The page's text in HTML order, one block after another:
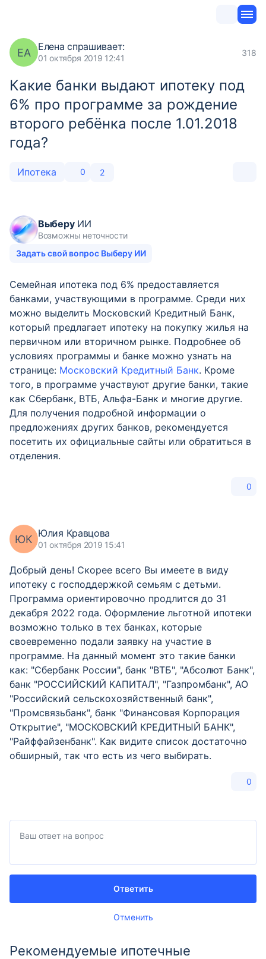
ЕА Елена спрашивает:
01 октября 2019 12:41
318
Какие банки выдают ипотеку под
6% про программе за рождение
второго ребёнка после 1.01.2018
года?
Ипотека 0 2
ВыберуИИ
Возможны неточности
Задать свой вопрос Выберу ИИ
Семейная ипотека под 6% предоставляется
банками, участвующими в программе. Среди них
можно выделить Московский Кредитный Банк,
который предлагает ипотеку на покупку жилья на
первичном или вторичном рынке. Подробнее об
условиях программы и банке можно узнать на
странице: Московский Кредитный Банк. Кроме
того, в программе участвуют другие банки, такие
как Сбербанк, ВТБ, Альфа-Банк и многие другие.
Для получения подробной информации о
предложениях других банков, рекомендуется
посетить их официальные сайты или обратиться в
отделения.
0
ЮК Юлия Кравцова
01 октября 2019 15:41
Добрый день! Скорее всего Вы имеете в виду
ипотеку с господдержкой семьям с детьми.
Программа ориентировочно продлится до 31
декабря 2022 года. Оформление льготной ипотеки
возможно только в тех банках, которые
своевременно подали заявку на участие в
программе. На данный момент это такие банки
как: "Сбербанк России", банк "ВТБ", "Абсолют Банк",
банк "РОССИЙСКИЙ КАПИТАЛ", "Газпромбанк", АО
"Российский сельскохозяйственный банк",
"Промсвязьбанк", банк "Финансовая Корпорация
Открытие", "МОСКОВСКИЙ КРЕДИТНЫЙ БАНК",
"Райффайзенбанк". Как видите список достаточно
обширный, так что есть из чего выбирать.
0
Отменить
Ответить
Рекомендуемые ипотечные